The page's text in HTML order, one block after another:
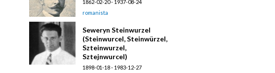
1862-02-20 - 1937-08-24
romanista
Seweryn Steinwurzel
(Steinwurcel, Steinwürzel,
Szteinwurzel,
Sztejnwurcel)
1898-01-18 - 1983-12-27